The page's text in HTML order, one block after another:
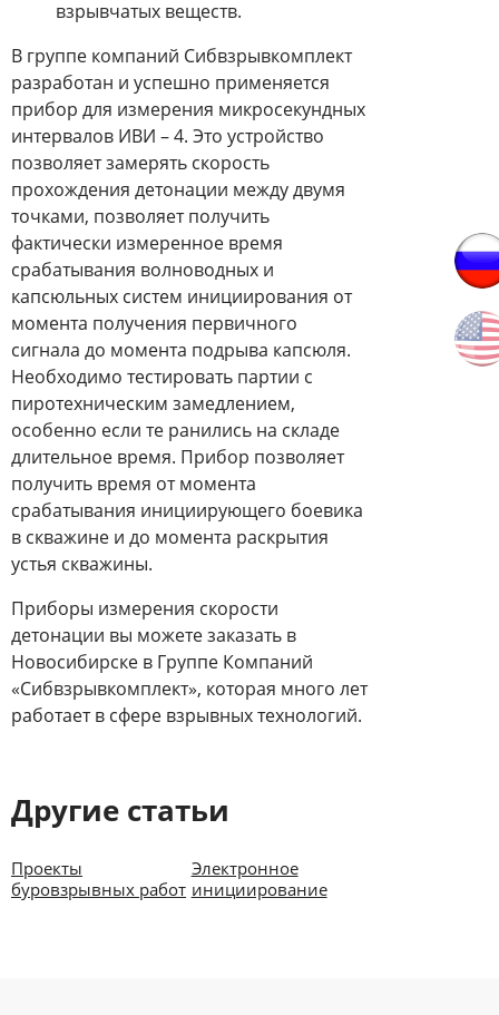
взрывчатых веществ.
В группе компаний Сибвзрывкомплект
разработан и успешно применяется
прибор для измерения микросекундных
интервалов ИВИ – 4. Это устройство
позволяет замерять скорость
прохождения детонации между двумя
точками, позволяет получить
фактически измеренное время
срабатывания волноводных и
капсюльных систем инициирования от
момента получения первичного
сигнала до момента подрыва капсюля.
Необходимо тестировать партии с
пиротехническим замедлением,
особенно если те ранились на складе
длительное время. Прибор позволяет
получить время от момента
срабатывания инициирующего боевика
в скважине и до момента раскрытия
устья скважины.
Приборы измерения скорости
детонации вы можете заказать в
Новосибирске в Группе Компаний
«Сибвзрывкомплект», которая много лет
работает в сфере взрывных технологий.
Другие cтатьи
Проекты
буровзрывных работ
Электронное
инициирование